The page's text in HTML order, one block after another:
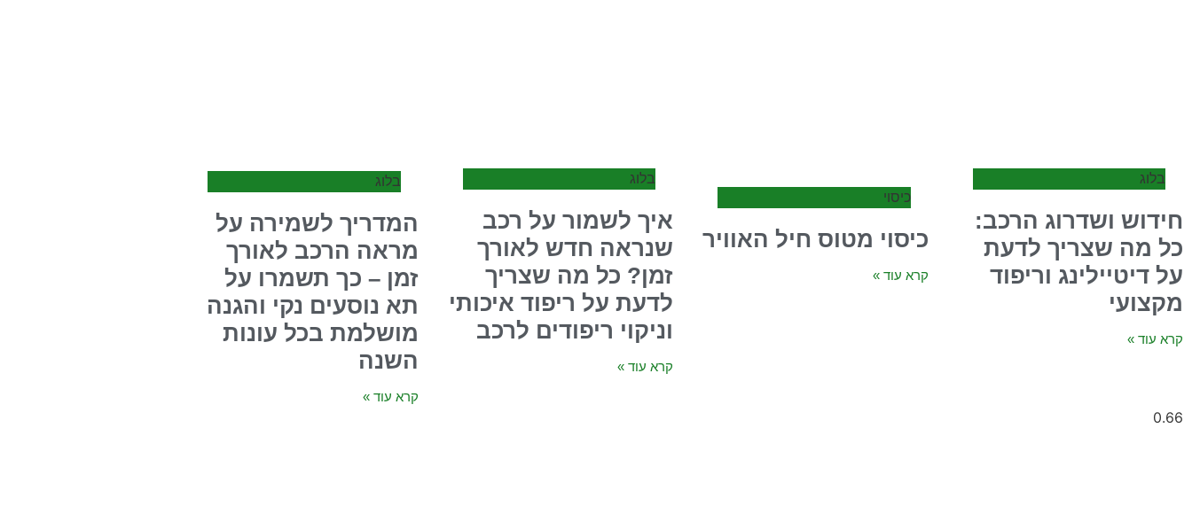
בלוג
חידוש ושדרוג הרכב:
כל מה שצריך לדעת
על דיטיילינג וריפוד
מקצועי
קרא עוד »
כיסוי
כיסוי מטוס חיל האוויר
קרא עוד »
בלוג
איך לשמור על רכב
שנראה חדש לאורך
זמן? כל מה שצריך
לדעת על ריפוד איכותי
וניקוי ריפודים לרכב
קרא עוד »
בלוג
המדריך לשמירה על
מראה הרכב לאורך
זמן – כך תשמרו על
תא נוסעים נקי והגנה
מושלמת בכל עונות
השנה
קרא עוד »